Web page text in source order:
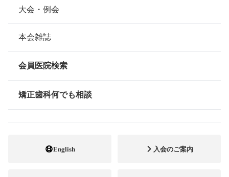
組織について
本会の歴史
情報公開
安心できる矯正歯科治療契約のための「7つの提言」
矯正歯科治療について
大会・例会
本会雑誌
会員医院検索
矯正歯科何でも相談
English 入会のご案内
第13回ブレーススマイルコンテスト
公益社団法人 日本臨床矯正歯科医会